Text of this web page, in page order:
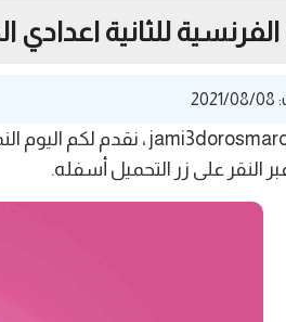
للثانية اعدادي